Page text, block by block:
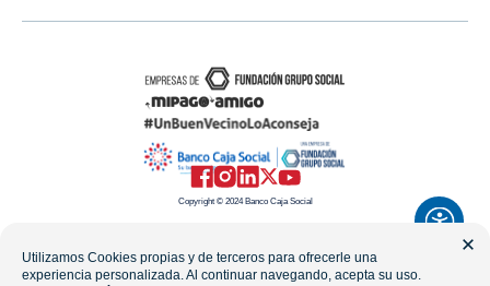
Información adicional
Trabaje con nosotros
Transparencia y acceso a la información pública
Política de Datos Personales
Tutoriales canales digitales
Términos y condiciones de uso de internet
Ubíquenos
Directorios alternos
Bogotá - Colombia
Resto del país: 01-8000-910038
Línea Transparencia: 01-8000-112288
Copyright © 2024 Banco Caja Social
WhatsApp
Utilizamos Cookies propias y de terceros para ofrecerle una
experiencia personalizada. Al continuar navegando, acepta su uso.